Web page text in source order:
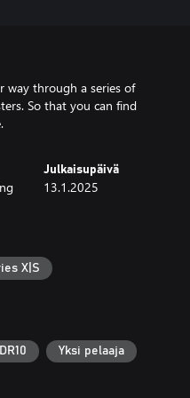
way through a series of
So that you can find
Julkaisupäivä
13.1.2025
X|S
Yksi pelaaja